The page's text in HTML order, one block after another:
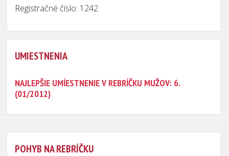
Registračné číslo: 1242
UMIESTNENIA
NAJLEPŠIE UMÍESTNENIE V REBRÍČKU MUŽOV: 6.
(01/2012)
POHYB NA REBRÍČKU